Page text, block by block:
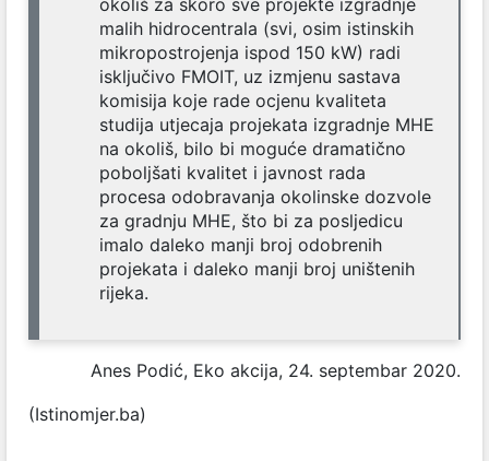
okoliš za skoro sve projekte izgradnje
malih hidrocentrala (svi, osim istinskih
mikropostrojenja ispod 150 kW) radi
isključivo FMOIT, uz izmjenu sastava
komisija koje rade ocjenu kvaliteta
studija utjecaja projekata izgradnje MHE
na okoliš, bilo bi moguće dramatično
poboljšati kvalitet i javnost rada
procesa odobravanja okolinske dozvole
za gradnju MHE, što bi za posljedicu
imalo daleko manji broj odobrenih
projekata i daleko manji broj uništenih
rijeka.
Anes Podić, Eko akcija, 24. septembar 2020.
(Istinomjer.ba)